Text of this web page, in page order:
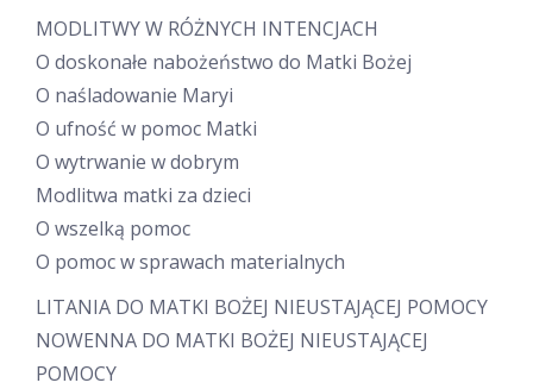
MODLITWY W RÓŻNYCH INTENCJACH
O doskonałe nabożeństwo do Matki Bożej
O naśladowanie Maryi
O ufność w pomoc Matki
O wytrwanie w dobrym
Modlitwa matki za dzieci
O wszelką pomoc
O pomoc w sprawach materialnych
LITANIA DO MATKI BOŻEJ NIEUSTAJĄCEJ POMOCY
NOWENNA DO MATKI BOŻEJ NIEUSTAJĄCEJ
POMOCY